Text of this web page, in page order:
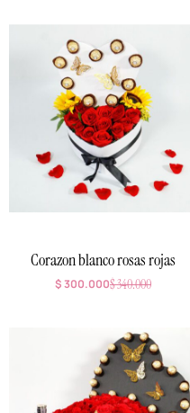
Corazon blanco rosas rojas
$340.000
$300.000